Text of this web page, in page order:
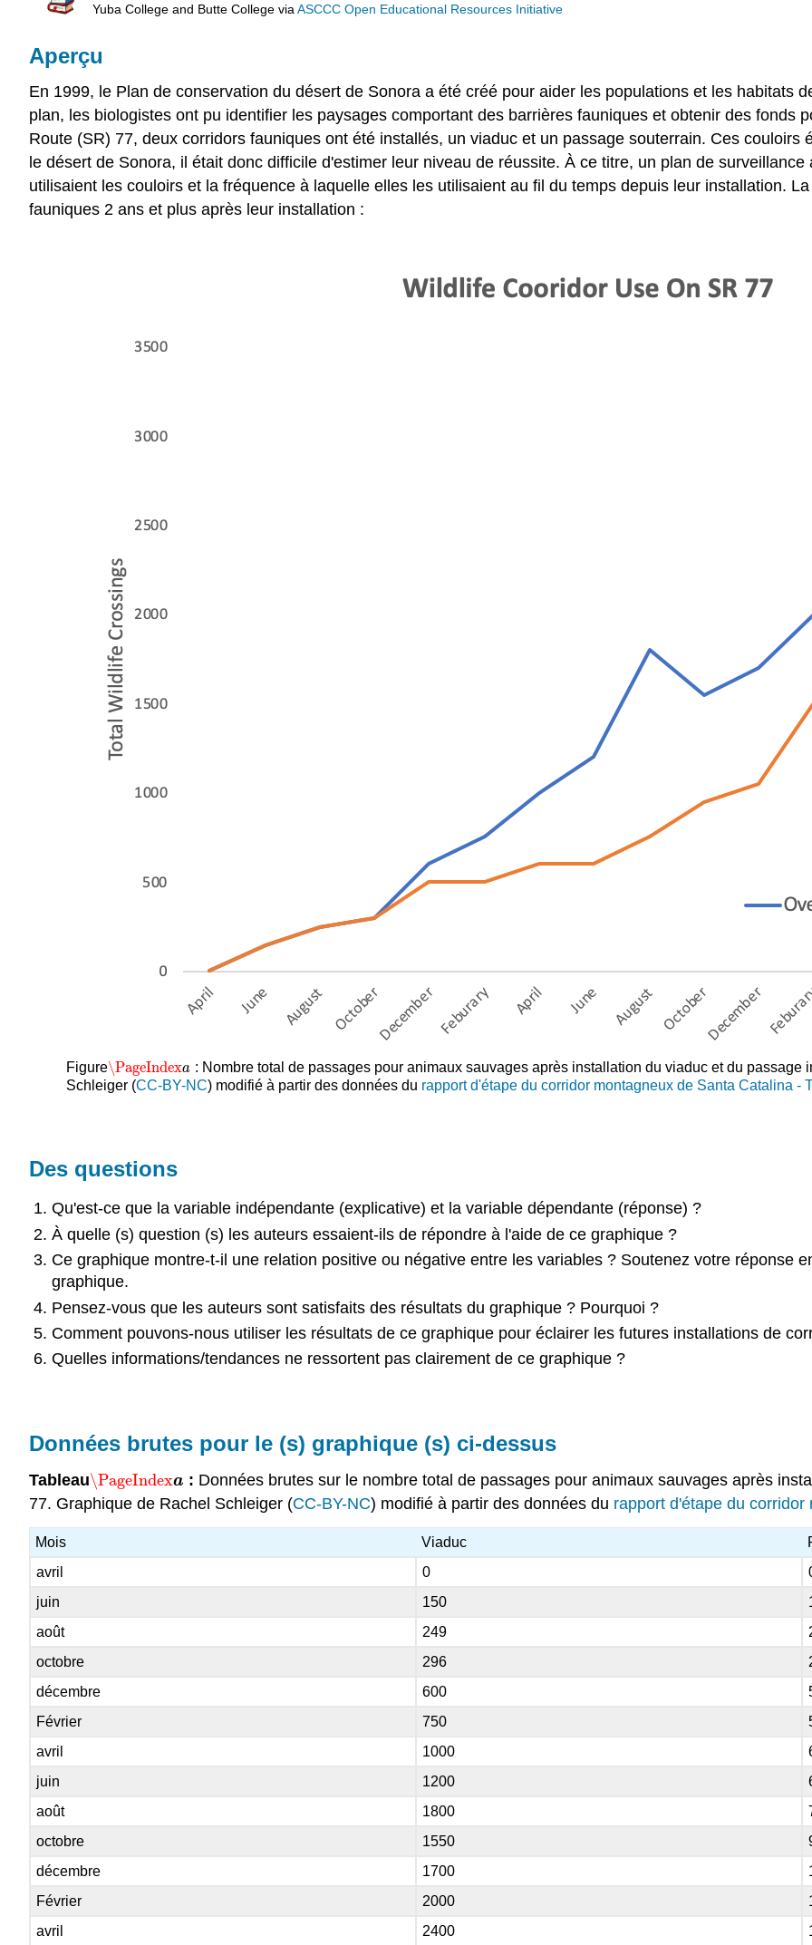
Yuba College and Butte College viaASCCC Open Educational Resources Initiative
Aperçu
En 1999, le Plan de conservation du désert de Sonora a été créé pour aider les populations et les habitats
plan, les biologistes ont pu identifier les paysages comportant des barrières fauniques et obtenir des fonds
Route (SR) 77, deux corridors fauniques ont été installés, un viaduc et un passage souterrain. Ces
le désert de Sonora, il était donc difficile d'estimer leur niveau de réussite. À ce titre, un plan de
utilisaient les couloirs et la fréquence à laquelle elles les utilisaient au fil du temps depuis leur installation.
fauniques 2 ans et plus après leur installation :
Figure\PageIndexa
\PageIndexa : Nombre total de passages pour animaux sauvages après installation du viaduc et du passage
Schleiger (CC-BY-NC) modifié à partir des données du rapport d'étape du corridor montagneux de Santa Catalina -
Des questions
Qu'est-ce que la variable indépendante (explicative) et la variable dépendante (réponse) ?
À quelle (s) question (s) les auteurs essaient-ils de répondre à l'aide de ce graphique ?
Ce graphique montre-t-il une relation positive ou négative entre les variables ? Soutenez votre réponse
graphique.
Pensez-vous que les auteurs sont satisfaits des résultats du graphique ? Pourquoi ?
Comment pouvons-nous utiliser les résultats de ce graphique pour éclairer les futures installations de
Quelles informations/tendances ne ressortent pas clairement de ce graphique ?
Données brutes pour le (s) graphique (s) ci-dessus
Tableau\PageIndexa
\PageIndexa : Données brutes sur le nombre total de passages pour animaux sauvages après
77. Graphique de Rachel Schleiger (CC-BY-NC) modifié à partir des données du rapport d'étape du
Mois Viaduc
avril
0
juin
150
août
249
octobre
296
décembre
600
Février
750
avril
1000
juin
1200
août
1800
octobre
1550
décembre
1700
Février
2000
avril
2400